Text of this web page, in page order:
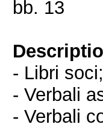
bb. 13
- Libri soci;
- Verbali
- Verbali